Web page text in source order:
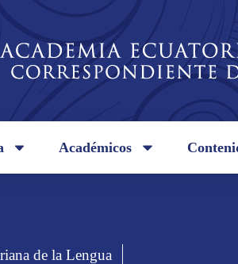
Académicos
de la Lengua